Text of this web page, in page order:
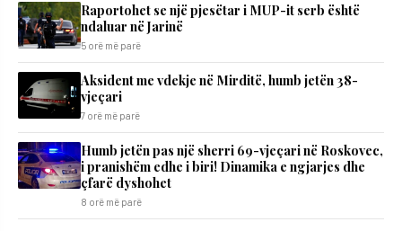
Raportohet se një pjesëtar i MUP-it serb është
ndaluar në Jarinë
5 orë më parë
Aksident me vdekje në Mirditë, humb jetën 38-
vjeçari
7 orë më parë
Humb jetën pas një sherri 69-vjeçari në Roskovec,
i pranishëm edhe i biri! Dinamika e ngjarjes dhe
çfarë dyshohet
8 orë më parë